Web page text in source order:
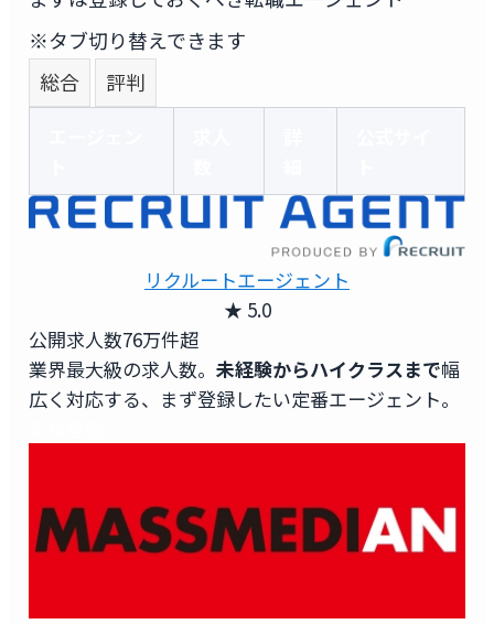
※タブ切り替えできます
総合
評判
リクルートエージェント
★ 5.0
公開求人数76万件超
業界最大級の求人数。 未経験からハイクラスまで幅
広く対応する、まず登録したい定番エージェント。